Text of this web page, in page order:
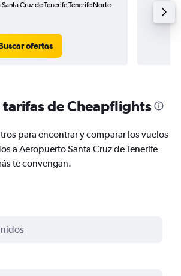
Cruz de Tenerife Tenerife Norte
ofertas
tarifas de Cheapflights
para encontrar y comparar los vuelos
a Aeropuerto Santa Cruz de Tenerife
te convengan.